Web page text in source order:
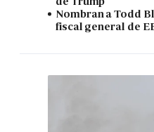
Nombran a Todd
fiscal general de